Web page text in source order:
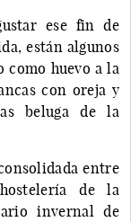
ese fin de
están algunos
como huevo a la
con oreja y
beluga de la
entre
de la
invernal de